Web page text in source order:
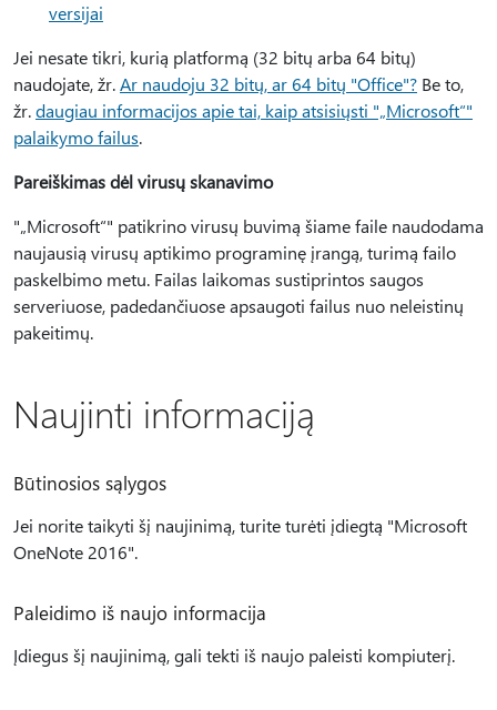
versijai
Jei nesate tikri, kurią platformą (32 bitų arba 64 bitų)
naudojate, žr.Ar naudoju 32 bitų, ar 64 bitų "Office"? Be to,
žr.daugiau informacijos apie tai, kaip atsisiųsti "„Microsoft“"
palaikymo failus.
Pareiškimas dėl virusų skanavimo
"„Microsoft“" patikrino virusų buvimą šiame faile naudodama
naujausią virusų aptikimo programinę įrangą, turimą failo
paskelbimo metu. Failas laikomas sustiprintos saugos
serveriuose, padedančiuose apsaugoti failus nuo neleistinų
pakeitimų.
Naujinti informaciją
Būtinosios sąlygos
Jei norite taikyti šį naujinimą, turite turėti įdiegtą "Microsoft
OneNote 2016".
Paleidimo iš naujo informacija
Įdiegus šį naujinimą, gali tekti iš naujo paleisti kompiuterį.